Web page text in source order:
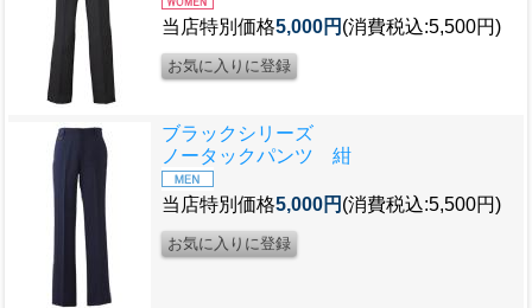
当店特別価格5,000円 (消費税込:5,500円)
ブラックシリーズ
ノータックパンツ 紺
当店特別価格5,000円 (消費税込:5,500円)